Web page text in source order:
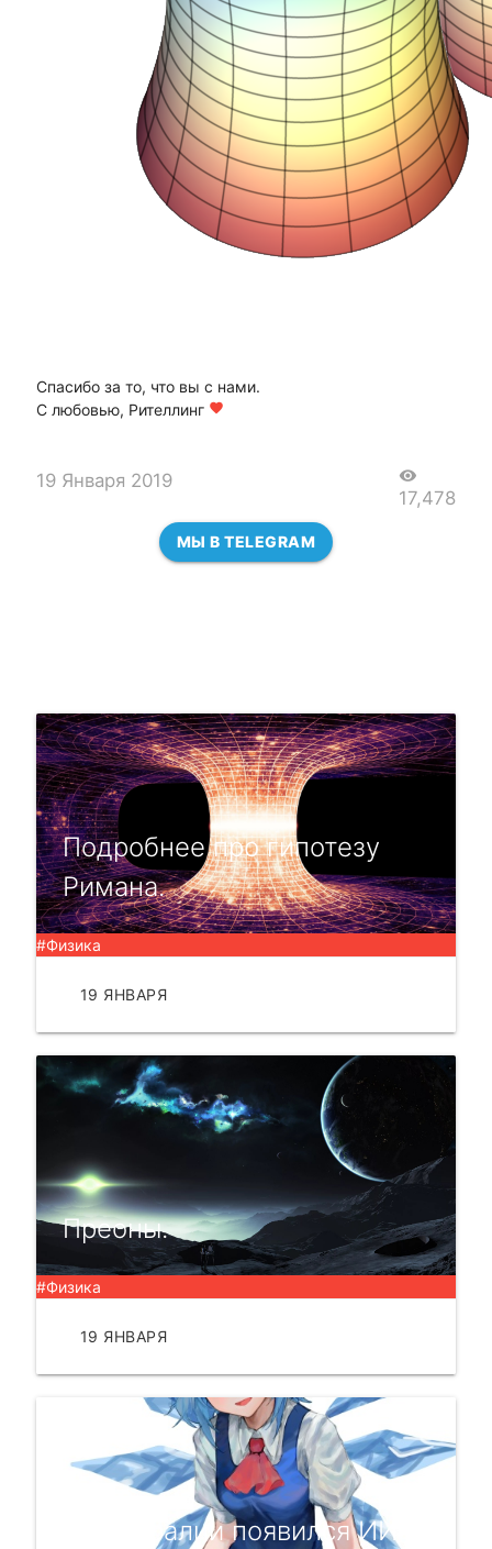
Спасибо за то, что вы с нами.
С любовью, Рителлинг favorite
19 Января 2019 visibility
17,478
МЫ В TELEGRAM
Подробнее про гипотезу
Римана.
#Физика
19 ЯНВАРЯ
Преоны.
#Физика
19 ЯНВАРЯ
В Австралии появился ИИ-